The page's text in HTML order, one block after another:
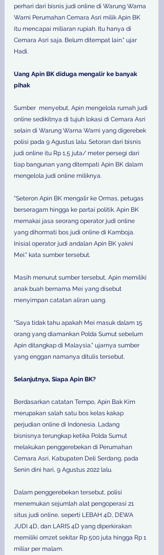
perhari dari bisnis judi online di Warung Warna
Warni Perumahan Cemara Asri milik Apin BK
itu mencapai miliaran rupiah. Itu hanya di
Cemara Asri saja. Belum ditempat lain." ujar
Hadi.
Uang Apin BK diduga mengalir ke banyak
pihak
Sumber  menyebut, Apin mengelola rumah judi
online sedikitnya di tujuh lokasi di Cemara Asri
selain di Warung Warna Warni yang digerebek
polisi pada 9 Agustus lalu. Setoran dari bisnis
judi online itu Rp 1,5 juta/ meter persegi dari
tiap bangunan yang ditempati Apin BK dalam
mengelola judi online miliknya.
"Seteron Apin BK mengalir ke Ormas, petugas
berseragam hingga ke partai politik. Apin BK
memakai jasa seorang operator judi online
yang dihormati bos judi online di Kamboja.
Inisial operator judi andalan Apin BK yakni
Mei." kata sumber tersebut.
Masih menurut sumber tersebut, Apin memiliki
anak buah bernama Mei yang disebut
menyimpan catatan aliran uang.
"Saya tidak tahu apakah Mei masuk dalam 15
orang yang diamankan Polda Sumut sebelum
Apin ditangkap di Malaysia." ujarnya sumber
yang enggan namanya ditulis tersebut.
Selanjutnya, Siapa Apin BK?
Berdasarkan catatan Tempo, Apin Bak Kim
merupakan salah satu bos kelas kakap
perjudian online di Indonesia. Ladang
bisnisnya terungkap ketika Polda Sumut
melakukan penggerebekan di Perumahan
Cemara Asri, Kabupaten Deli Serdang, pada
Senin dini hari, 9 Agustus 2022 lalu.
Dalam penggerebekan tersebut, polisi
menemukan sejumlah alat pengoperasi 21
situs judi online, seperti LEBAH 4D, DEWA
JUDI 4D, dan LARIS 4D yang diperkirakan
memiliki omzet sekitar Rp 500 juta hingga Rp 1
miliar per malam.